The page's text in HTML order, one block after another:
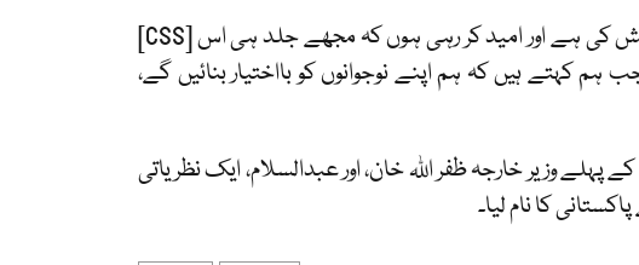
انہوں نے کہا، "میں نے پہلے ہی ایک پٹیشن [PM کے پاس] پیش کی ہے اور امید کر رہی ہوں کہ مجھے جلد ہی اس [CSS]
کہتے ہیں کہ ہم اپنے نوجوانوں کو بااختیار بنائیں گے،
وزیر خارجہ ظفر اللہ خان، اور عبدالسلام، ایک نظریاتی
کا نام لیا۔